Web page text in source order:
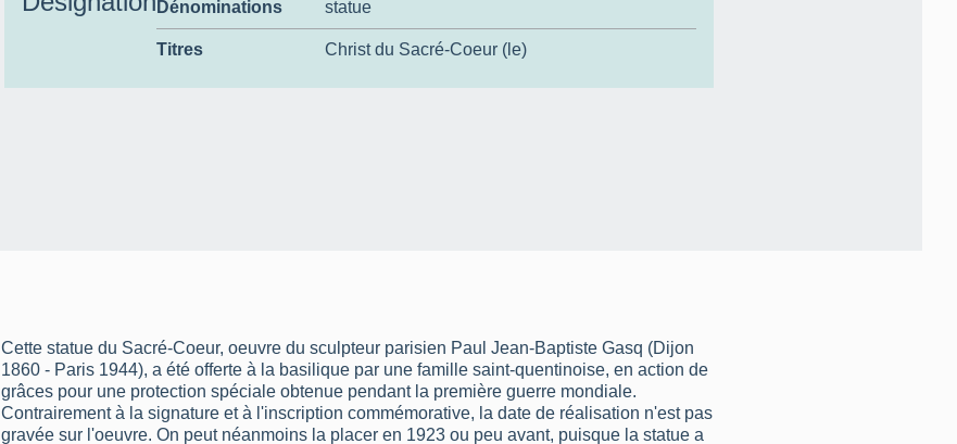
Dénominations statue
Titres Christ du Sacré-Coeur (le)
Cette statue du Sacré-Coeur, oeuvre du sculpteur parisien Paul Jean-Baptiste Gasq (Dijon
1860 - Paris 1944), a été offerte à la basilique par une famille saint-quentinoise, en action de
grâces pour une protection spéciale obtenue pendant la première guerre mondiale.
Contrairement à la signature et à l'inscription commémorative, la date de réalisation n'est pas
gravée sur l'oeuvre. On peut néanmoins la placer en 1923 ou peu avant, puisque la statue a